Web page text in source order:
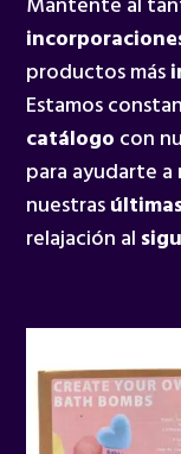
productos más
Estamos
catálogo con
para ayudarte a
nuestras
relajación al